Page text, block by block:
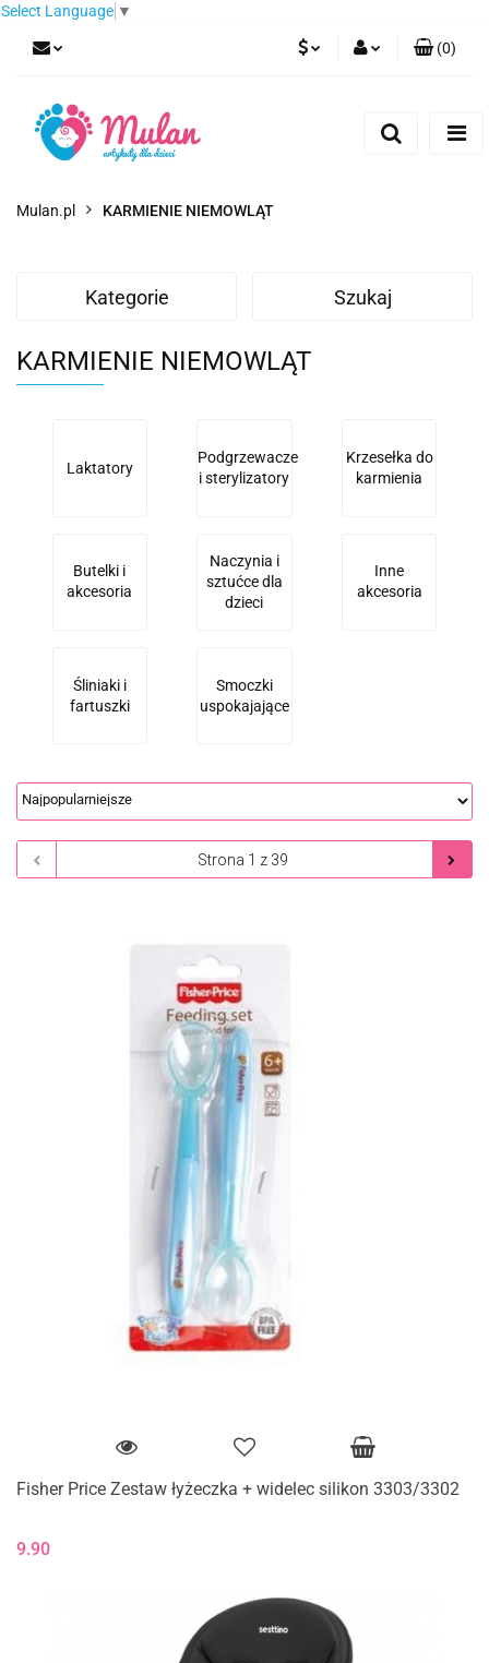
Select Language ▼
(0)
Mulan.pl KARMIENIE NIEMOWLĄT
Kategorie Szukaj
KARMIENIE NIEMOWLĄT
Laktatory
Podgrzewacze
i sterylizatory
Krzesełka do
karmienia
Butelki i
akcesoria
Naczynia i
sztućce dla
dzieci
Inne
akcesoria
Śliniaki i
fartuszki
Smoczki
uspokajające
Fisher Price Zestaw łyżeczka + widelec silikon 3303/3302
9.90